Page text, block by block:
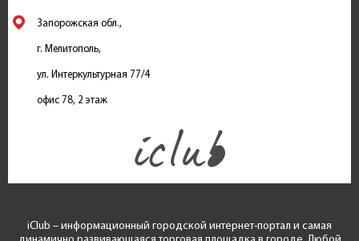
Запорожская обл.,
г. Мелитополь,
ул. Интеркультурная 77/4
офис 78, 2 этаж
iClub – информационный городской интернет-портал и самая